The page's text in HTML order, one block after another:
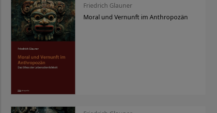
Friedrich Glauner
Moral und Vernunft im Anthropozän